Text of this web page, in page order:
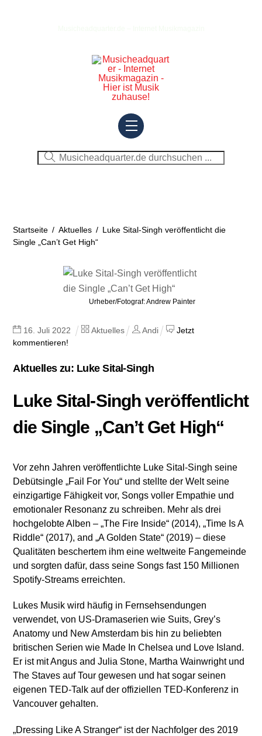
Menu
Startseite / Aktuelles / Luke Sital-Singh veröffentlicht die
Single „Can’t Get High“
Urheber/Fotograf: Andrew Painter
16 .Juli 2022 Aktuelles Andi
Jetzt
kommentieren!
Aktuelles zu: Luke Sital-Singh
Luke Sital-Singh veröffentlicht
die Single „Can’t Get High“
Vor zehn Jahren veröffentlichte Luke Sital-Singh seine
Debütsingle „Fail For You“ und stellte der Welt seine
einzigartige Fähigkeit vor, Songs voller Empathie und
emotionaler Resonanz zu schreiben. Mehr als drei
hochgelobte Alben – „The Fire Inside“ (2014), „Time Is A
Riddle“ (2017), and „A Golden State“ (2019) – diese
Qualitäten beschertem ihm eine weltweite Fangemeinde
und sorgten dafür, dass seine Songs fast 150 Millionen
Spotify-Streams erreichten.
Lukes Musik wird häufig in Fernsehsendungen
verwendet, von US-Dramaserien wie Suits, Grey’s
Anatomy und New Amsterdam bis hin zu beliebten
britischen Serien wie Made In Chelsea und Love Island.
Er ist mit Angus and Julia Stone, Martha Wainwright und
The Staves auf Tour gewesen und hat sogar seinen
eigenen TED-Talk auf der offiziellen TED-Konferenz in
Vancouver gehalten.
„Dressing Like A Stranger“ ist der Nachfolger des 2019